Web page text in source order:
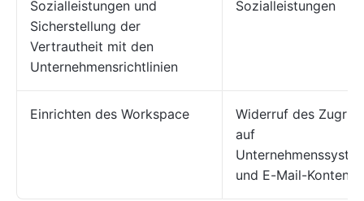
Sozialleistungen und
Sicherstellung der
Vertrautheit mit den
Unternehmensrichtlinien
Sozialleistungen
Einrichten des Workspace
Widerruf des
auf
und E-Mail-Konten